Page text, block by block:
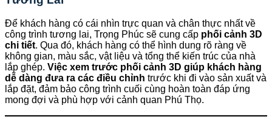
Để khách hàng có cái nhìn trực quan và chân thực nhất về
công trình tương lai, Trọng Phúc sẽ cung cấp phối cảnh 3D
chi tiết. Qua đó, khách hàng có thể hình dung rõ ràng về
không gian, màu sắc, vật liệu và tổng thể kiến trúc của nhà
lắp ghép. Việc xem trước phối cảnh 3D giúp khách hàng
dễ dàng đưa ra các điều chỉnh trước khi đi vào sản xuất và
lắp đặt, đảm bảo công trình cuối cùng hoàn toàn đáp ứng
mong đợi và phù hợp với cảnh quan Phú Thọ.